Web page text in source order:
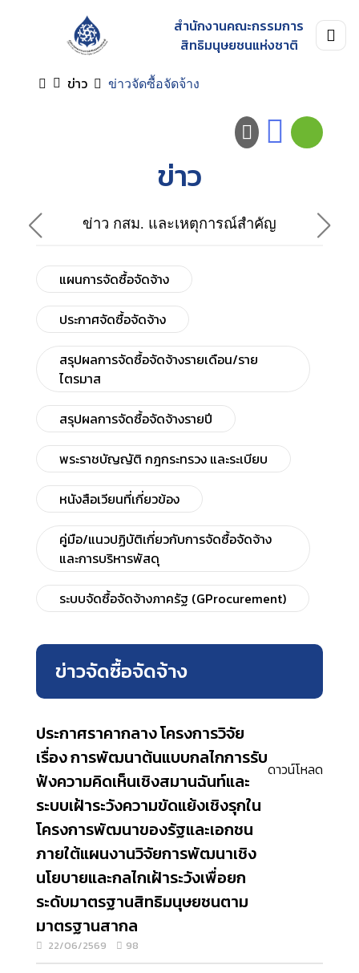
สำนักงานคณะกรรมการ
สิทธิมนุษยชนแห่งชาติ
ข่าว
ข่าวจัดซื้อจัดจ้าง
ข่าว
ข่าว กสม. และเหตุการณ์สำคัญ
แผนการจัดซื้อจัดจ้าง
ประกาศจัดซื้อจัดจ้าง
สรุปผลการจัดซื้อจัดจ้างรายเดือน/ราย
ไตรมาส
สรุปผลการจัดซื้อจัดจ้างรายปี
พระราชบัญญัติ กฎกระทรวง และระเบียบ
หนังสือเวียนที่เกี่ยวข้อง
คู่มือ/แนวปฏิบัติเกี่ยวกับการจัดซื้อจัดจ้าง
และการบริหารพัสดุ
ระบบจัดซื้อจัดจ้างภาครัฐ (GProcurement)
ข่าวจัดซื้อจัดจ้าง
ประกาศราคากลาง โครงการวิจัย
เรื่อง การพัฒนาต้นแบบกลไกการรับ
ฟังความคิดเห็นเชิงสมานฉันท์และ
ระบบเฝ้าระวังความขัดแย้งเชิงรุกใน
โครงการพัฒนาของรัฐและเอกชน
ภายใต้แผนงานวิจัยการพัฒนาเชิง
นโยบายและกลไกเฝ้าระวังเพื่อยก
ระดับมาตรฐานสิทธิมนุษยชนตาม
มาตรฐานสากล
22/06/2569 98
ดาวน์โหลด